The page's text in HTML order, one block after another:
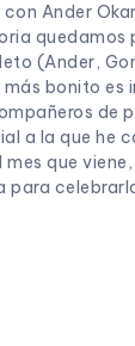
Ander
quedamos
(Ander,
más bonito es
de
a la que he
mes que
para